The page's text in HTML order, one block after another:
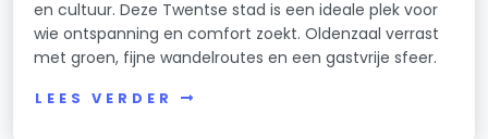
en cultuur. Deze Twentse stad is een ideale plek voor
wie ontspanning en comfort zoekt. Oldenzaal verrast
met groen, fijne wandelroutes en een gastvrije sfeer.
LEES VERDER